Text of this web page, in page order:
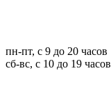
пн-пт, с 9 до 20 часов
сб-вс, с 10 до 19 часов